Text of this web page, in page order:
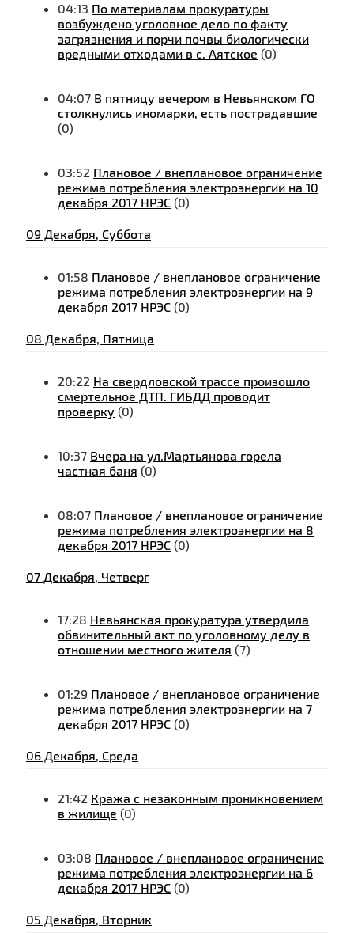
04:13 По материалам прокуратуры
возбуждено уголовное дело по факту
загрязнения и порчи почвы биологически
вредными отходами в с. Аятское (0)
04:07 В пятницу вечером в Невьянском ГО
столкнулись иномарки, есть пострадавшие
(0)
03:52 Плановое / внеплановое ограничение
режима потребления электроэнергии на 10
декабря 2017 НРЭС (0)
09 Декабря, Суббота
01:58 Плановое / внеплановое ограничение
режима потребления электроэнергии на 9
декабря 2017 НРЭС (0)
08 Декабря, Пятница
20:22 На свердловской трассе произошло
смертельное ДТП. ГИБДД проводит
проверку (0)
10:37 Вчера на ул.Мартьянова горела
частная баня (0)
08:07 Плановое / внеплановое ограничение
режима потребления электроэнергии на 8
декабря 2017 НРЭС (0)
07 Декабря, Четверг
17:28 Невьянская прокуратура утвердила
обвинительный акт по уголовному делу в
отношении местного жителя (7)
01:29 Плановое / внеплановое ограничение
режима потребления электроэнергии на 7
декабря 2017 НРЭС (0)
06 Декабря, Среда
21:42 Кража с незаконным проникновением
в жилище (0)
03:08 Плановое / внеплановое ограничение
режима потребления электроэнергии на 6
декабря 2017 НРЭС (0)
05 Декабря, Вторник